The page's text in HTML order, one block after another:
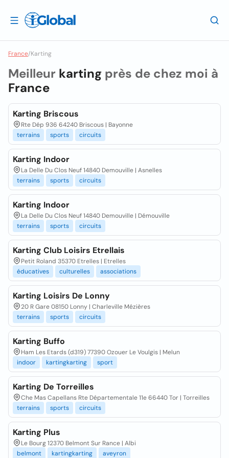
France/Karting
Meilleur karting près de chez moi à
France
Karting Briscous
Rte Dép 936 64240 Briscous | Bayonne
terrains
sports circuits
Karting Indoor
La Delle Du Clos Neuf 14840 Demouville | Asnelles
terrains
sports circuits
Karting Indoor
La Delle Du Clos Neuf 14840 Demouville | Démouville
terrains
sports circuits
Karting Club Loisirs Etrellais
Petit Roland 35370 Etrelles | Etrelles
éducatives
culturelles associations
Karting Loisirs De Lonny
20 R Gare 08150 Lonny | Charleville Mézières
terrains
sports circuits
Karting Buffo
Ham Les Etards (d319) 77390 Ozouer Le Voulgis | Melun
indoor
kartingkarting sport
Karting De Torreilles
Che Mas Capellans Rte Départementale 11e 66440 Tor | Torreilles
terrains
sports circuits
Karting Plus
Le Bourg 12370 Belmont Sur Rance | Albi
belmont
kartingkarting aveyron